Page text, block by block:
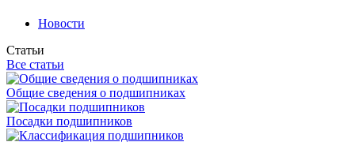
Новости
Статьи
Все статьи
Общие сведения о подшипниках
Посадки подшипников